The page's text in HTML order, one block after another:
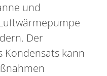
und
Der
Kondensats kann